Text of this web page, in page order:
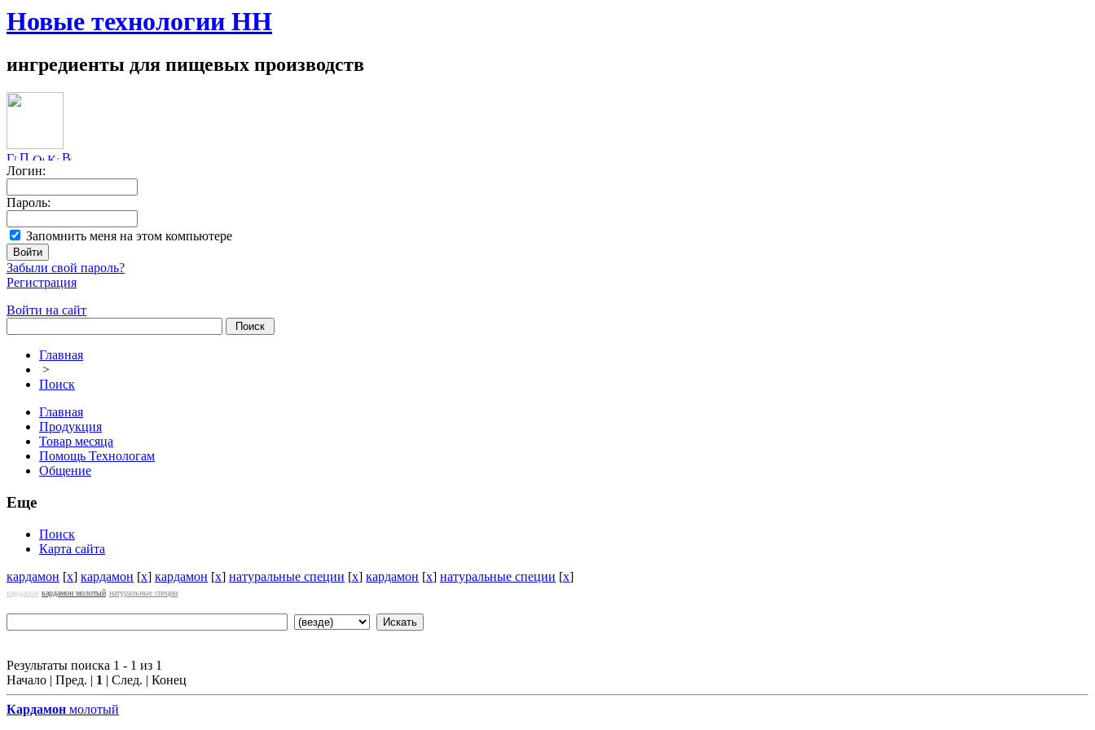
Новые технологии НН
ингредиенты для пищевых производств
Логин:
Пароль:
Запомнить меня на этом компьютере
Забыли свой пароль?
Регистрация
Войти на сайт
Главная
>
Поиск
Главная
Продукция
Товар месяца
Помощь Технологам
Общение
Еще
Поиск
Карта сайта
кардамон [x] кардамон [x] кардамон [x] натуральные специи [x] кардамон [x] натуральные специи [x]
кардамон кардамон молотый натуральные специи
Результаты поиска 1 - 1 из 1
Начало | Пред. | 1 | След. | Конец
Кардамон молотый